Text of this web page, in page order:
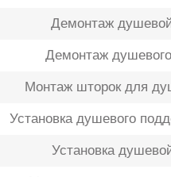
Демонтаж
Демонтаж
Монтаж шторок для
Установка душевого
Установка